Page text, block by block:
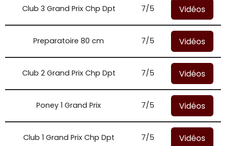
Club 3 Grand Prix Chp Dpt 7/5 Vidéos
Preparatoire 80 cm 7/5 Vidéos
Club 2 Grand Prix Chp Dpt 7/5 Vidéos
Poney 1 Grand Prix 7/5 Vidéos
Club 1 Grand Prix Chp Dpt 7/5 Vidéos